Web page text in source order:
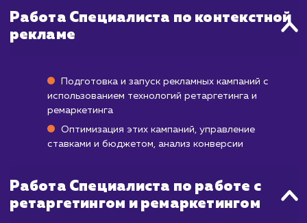
увеличения трафика и повторных
практически сразу.
Однако на полное развертывание
ретаргетинга и ремаркетинга,
настройку, тестирование различных
аудитории и рекламных объявлений,
нескольких недель. Полноценные
когда кампания достигает